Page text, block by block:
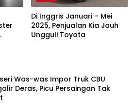
Di Inggris Januari – Mei
2025, Penjualan Kia Jauh
Ungguli Toyota
Was-was Impor Truk CBU
Deras, Picu Persaingan Tak